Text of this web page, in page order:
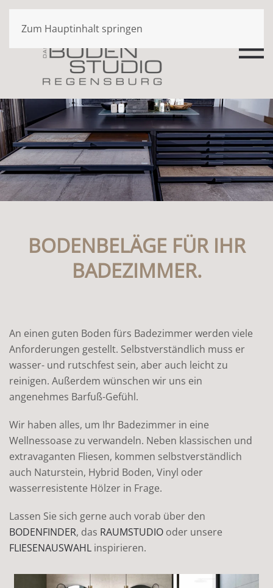
Zum Hauptinhalt springen
BODENBELÄGE FÜR IHR
BADEZIMMER.
An einen guten Boden fürs Badezimmer werden viele
Anforderungen gestellt. Selbstverständlich muss er
wasser- und rutschfest sein, aber auch leicht zu
reinigen. Außerdem wünschen wir uns ein
angenehmes Barfuß-Gefühl.
Wir haben alles, um Ihr Badezimmer in eine
Wellnessoase zu verwandeln. Neben klassischen und
extravaganten Fliesen, kommen selbstverständlich
auch Naturstein, Hybrid Boden, Vinyl oder
wasserresistente Hölzer in Frage.
Lassen Sie sich gerne auch vorab über den
BODENFINDER, das RAUMSTUDIO oder unsere
FLIESENAUSWAHL inspirieren.